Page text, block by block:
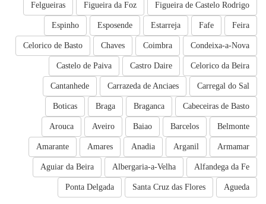
Figueira de Castelo Rodrigo
Figueira da Foz
Felgueiras
Feira
Fafe
Estarreja
Esposende
Espinho
Condeixa-a-Nova
Coimbra
Chaves
Celorico de Basto
Celorico da Beira
Castro Daire
Castelo de Paiva
Carregal do Sal
Carrazeda de Anciaes
Cantanhede
Cabeceiras de Basto
Braganca
Braga
Boticas
Belmonte
Barcelos
Baiao
Aveiro
Arouca
Armamar
Arganil
Anadia
Amares
Amarante
Alfandega da Fe
Albergaria-a-Velha
Aguiar da Beira
Agueda
Santa Cruz das Flores
Ponta Delgada